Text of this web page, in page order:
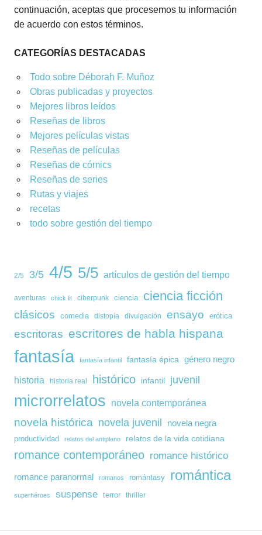
continuación, aceptas que procesemos tu información
de acuerdo con estos términos.
CATEGORÍAS DESTACADAS
Todo sobre Déborah F. Muñoz
Obras publicadas y proyectos
Mejores libros leídos
Reseñas de libros
Mejores películas vistas
Reseñas de películas
Reseñas de cómics
Reseñas de series
Rutas y viajes
recetas
todo sobre gestión del tiempo
2/5 3/5 4/5 5/5 artículos de gestión del tiempo
aventuras chick lit ciberpunk ciencia ciencia ficción
clásicos comedia distopía divulgación ensayo erótica
escritoras escritores de habla hispana
fantasía fantasía infantil fantasía épica género negro
historia historia real histórico infantil juvenil
microrrelatos novela contemporánea
novela histórica novela juvenil novela negra
productividad relatos del antiplano relatos de la vida cotidiana
romance contemporáneo romance histórico
romance paranormal romanos romántasy romántica
superhéroes suspense terror thriller